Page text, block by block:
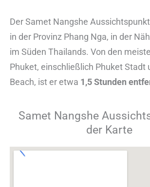
Der Samet Nangshe
in der Provinz Phang Nga, in der
im Süden Thailands. Von den
Phuket, einschließlich Phuket Stadt
Beach, ist er etwa 1,5 Stunden
Samet Nangshe
der Karte